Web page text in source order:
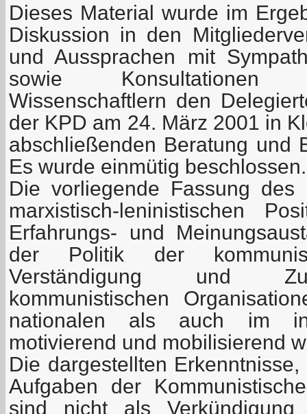
Dieses Material wurde im
Diskussion in den
und Aussprachen mit
sowie Konsultationen
Wissenschaftlern den
der KPD am 24. März 2001 in
abschließenden Beratung und
Es wurde einmütig beschlossen.
Die vorliegende Fassung des
marxistisch-leninistischen
Erfahrungs- und
der Politik der
Verständigung und
kommunistischen
nationalen als auch im
motivierend und mobilisierend
Die dargestellten
Aufgaben der
sind nicht als Verkündigung